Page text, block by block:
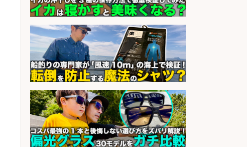
sponsored by 求人ボックス
魚の調理経験が活かせる「鮮魚加
工/食品工場スタッフ」
会社名 株式会社松屋フーズ
sponsored by 求人ボックス
精肉・青果・鮮魚/食料品製造/キッ
チン 魚さばくって面白い ほぼ皆未
経験スタートで安心 札幌大丸1